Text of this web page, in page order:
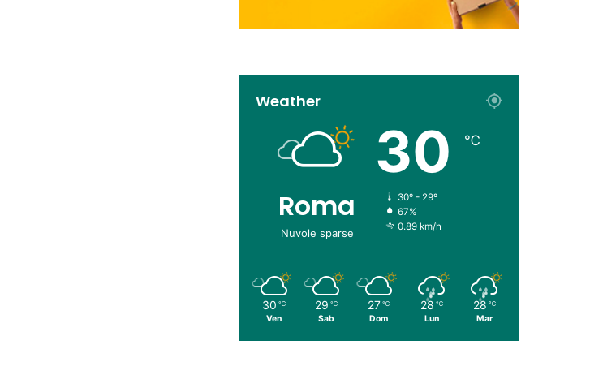
Weather
Roma
Nuvole sparse
30 ℃
30º - 29º
67%
0.89 km/h
30 ℃
Ven
29 ℃
Sab
27 ℃
Dom
28 ℃
Lun
28 ℃
Mar